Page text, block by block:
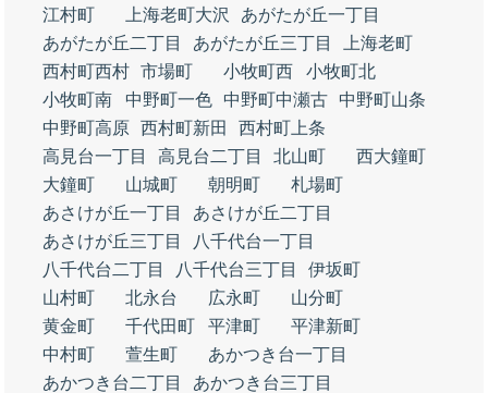
江村町 上海老町大沢
あがたが丘一丁目
あがたが丘二丁目
あがたが丘三丁目
上海老町
西村町西村 市場町 小牧町西
小牧町北
小牧町南
中野町一色 中野町中瀬古
中野町山条
中野町高原 西村町新田
西村町上条
高見台一丁目
高見台二丁目 北山町
西大鐘町
大鐘町
山城町 朝明町
札場町
あさけが丘一丁目
あさけが丘二丁目
あさけが丘三丁目
八千代台一丁目
八千代台二丁目
八千代台三丁目
伊坂町
山村町
北永台 広永町
山分町
黄金町
千代田町 平津町
平津新町
中村町
萱生町
あかつき台一丁目
あかつき台二丁目
あかつき台三丁目